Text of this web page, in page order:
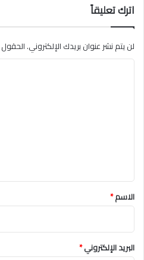
اترك تعليقاً
لن يتم نشر عنوان بريدك الإلكتروني.الحقول
*
الاسم*
البريد الإلكتروني*